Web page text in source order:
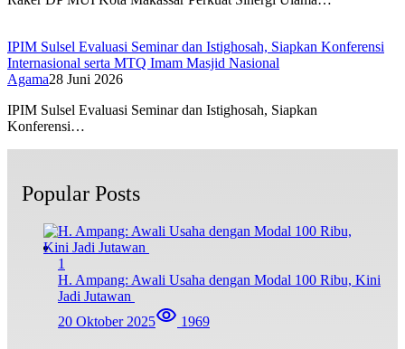
IPIM Sulsel Evaluasi Seminar dan Istighosah, Siapkan Konferensi
Internasional serta MTQ Imam Masjid Nasional
Agama28 Juni 2026
IPIM Sulsel Evaluasi Seminar dan Istighosah, Siapkan
Konferensi…
Popular Posts
1
H. Ampang: Awali Usaha dengan Modal 100 Ribu, Kini
Jadi Jutawan
20 Oktober 2025
1969